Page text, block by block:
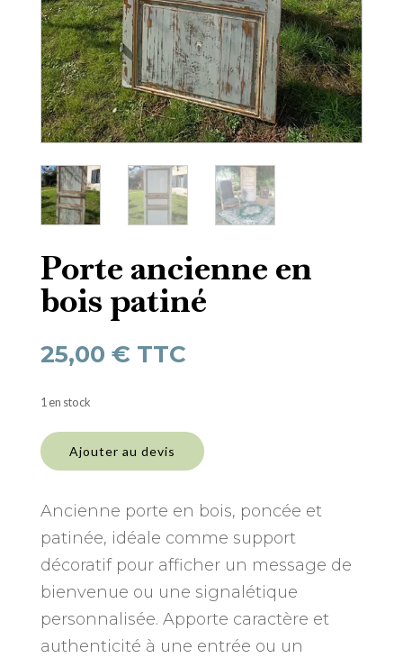
Porte ancienne en
bois patiné
25,00 € TTC
1 en stock
de
Porte
en
patiné
Ajouter au devis
Ancienne porte en bois, poncée et
patinée, idéale comme support
décoratif pour afficher un message de
bienvenue ou une signalétique
personnalisée. Apporte caractère et
authenticité à une entrée ou un